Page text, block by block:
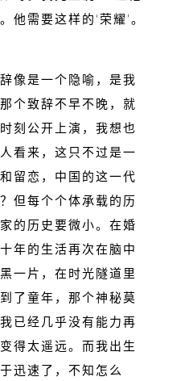
他需要这样的‘荣耀’。
像是一个隐喻，是我
个致辞不早不晚，就
刻公开上演，我想也
看来，这只不过是一
留恋，中国的这一代
但每个个体承载的历
的历史要微小。在婚
年的生活再次在脑中
一片，在时光隧道里
了童年，那个神秘莫
已经几乎没有能力再
得太遥远。而我出生
迅速了，不知怎么